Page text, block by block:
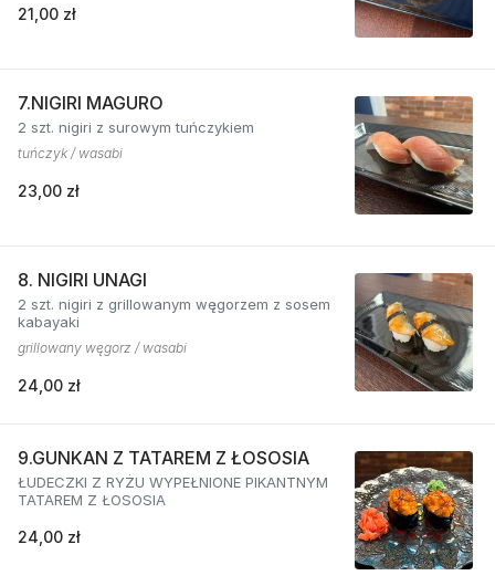
21,00 zł
7.NIGIRI MAGURO
2 szt. nigiri z surowym tuńczykiem
tuńczyk / wasabi
23,00 zł
8. NIGIRI UNAGI
2 szt. nigiri z grillowanym węgorzem z sosem
kabayaki
grillowany węgorz / wasabi
24,00 zł
9.GUNKAN Z TATAREM Z ŁOSOSIA
ŁUDECZKI Z RYŻU WYPEŁNIONE PIKANTNYM
TATAREM Z ŁOSOSIA
24,00 zł